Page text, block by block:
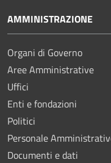
AMMINISTRAZIONE
Organi di Governo
Aree Amministrative
Uffici
Enti e fondazioni
Politici
Personale
Documenti e dati